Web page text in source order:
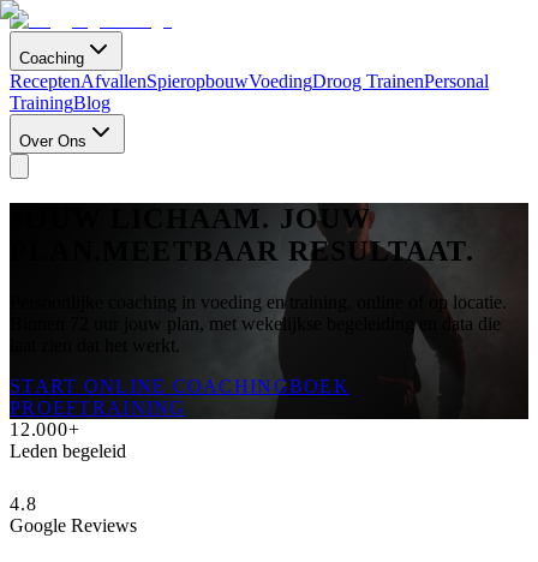
Coaching
ReceptenAfvallenSpieropbouwVoedingDroog TrainenPersonal
TrainingBlog
Over Ons
JOUW LICHAAM. JOUW
MEETBAAR RESULTAAT.
Persoonlijke coaching in voeding en training, online of op locatie.
Binnen 72 uur jouw plan, met wekelijkse begeleiding en data die
laat zien dat het werkt.
START ONLINE COACHINGBOEK
PROEFTRAINING
12.000+
Leden begeleid
4.8
Google Reviews